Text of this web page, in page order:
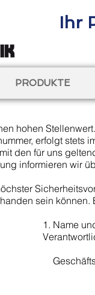
Ihr
PRODUKTE
hohen
erfolgt
den für uns
informieren wir
sein können.
1. Name